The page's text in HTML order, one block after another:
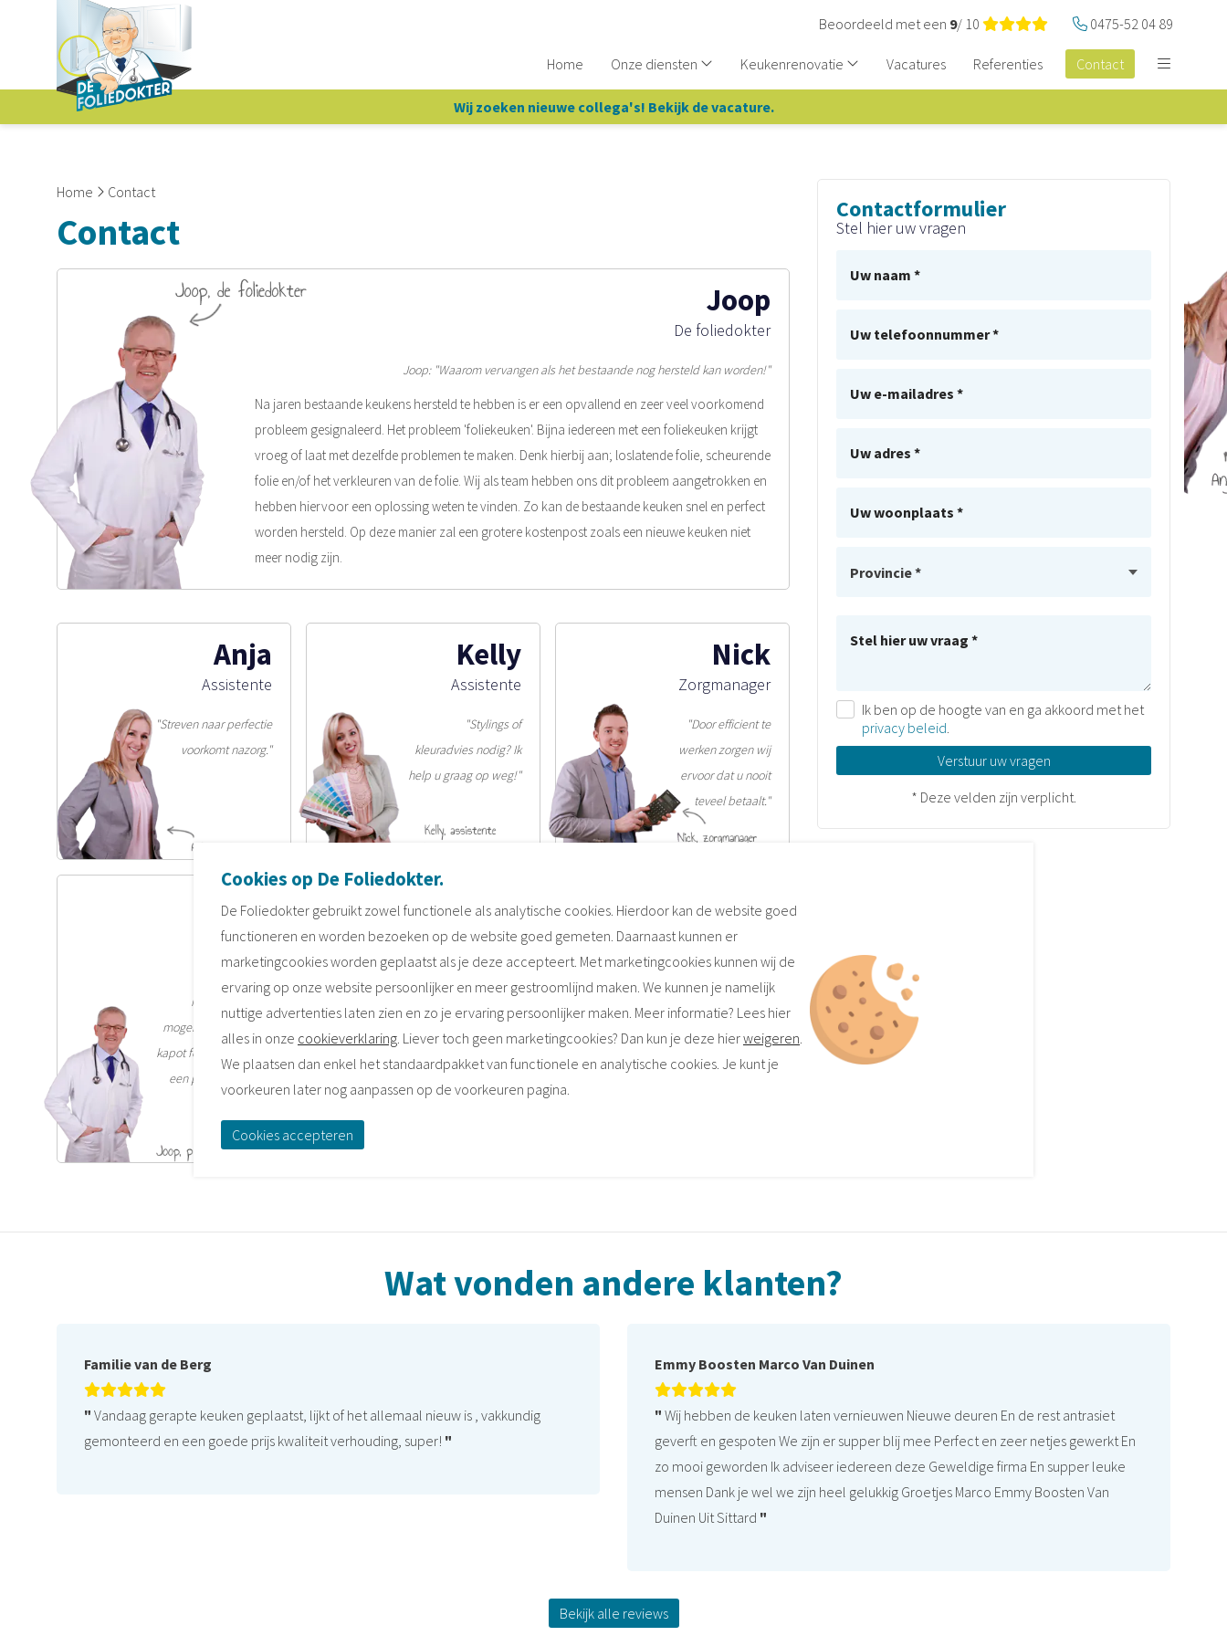
Beoordeeld met een 9/ 10 0475-52 04 89
Home Onze diensten Keukenrenovatie Vacatures Referenties Contact
Wij zoeken nieuwe collega's! Bekijk de vacature.
Home Contact
Contact
Joop
De foliedokter
Joop: "Waarom vervangen als het bestaande nog hersteld kan worden!"
Na jaren bestaande keukens hersteld te hebben is er een opvallend en zeer veel voorkomend
probleem gesignaleerd. Het probleem 'foliekeuken'. Bijna iedereen met een foliekeuken krijgt
vroeg of laat met dezelfde problemen te maken. Denk hierbij aan; loslatende folie, scheurende
folie en/of het verkleuren van de folie. Wij als team hebben ons dit probleem aangetrokken en
hebben hiervoor een oplossing weten te vinden. Zo kan de bestaande keuken snel en perfect
worden hersteld. Op deze manier zal een grotere kostenpost zoals een nieuwe keuken niet
meer nodig zijn.
Anja
Assistente
"Streven naar perfectie
voorkomt nazorg."
Kelly
Assistente
"Stylings of
kleuradvies nodig? Ik
help u graag op weg!"
Nick
Zorgmanager
"Door efficient te
werken zorgen wij
ervoor dat u nooit
teveel betaalt."
Joop
Chirurg
metamorfose te
mogen realiseren van
kapot foliedeurtje naar
een prachtig 'nieuw'
Ben
Operatieassistent
"Veel werk om aan te
pakken, daar hou ik
van!"
Patrick
Ambulante zorgverlener
mogelijkheden.
mouwen, en keurig
afwerken, daar sta ik
Contactformulier
Stel hier uw vragen
Uw naam *
Uw telefoonnummer *
Uw e-mailadres *
Uw adres *
Uw woonplaats *
Uw ander provincie *
Stel hier uw vraag *
Ik ben op de hoogte van en ga akkoord met het
privacy beleid.
Verstuur uw vragen
* Deze velden zijn verplicht.
Wat vonden andere klanten?
Familie van de Berg
" Vandaag gerapte keuken geplaatst, lijkt of het allemaal nieuw is , vakkundig
gemonteerd en een goede prijs kwaliteit verhouding, super! "
Emmy Boosten Marco Van Duinen
" Wij hebben de keuken laten vernieuwen Nieuwe deuren En de rest antrasiet
geverft en gespoten We zijn er supper blij mee Perfect en zeer netjes gewerkt En
zo mooi geworden Ik adviseer iedereen deze Geweldige firma En supper leuke
mensen Dank je wel we zijn heel gelukkig Groetjes Marco Emmy Boosten Van
Duinen Uit Sittard "
Bekijk alle reviews
Cookies op De Foliedokter.
De Foliedokter gebruikt zowel functionele als analytische cookies. Hierdoor kan de website goed
functioneren en worden bezoeken op de website goed gemeten. Daarnaast kunnen er
marketingcookies worden geplaatst als je deze accepteert. Met marketingcookies kunnen wij de
ervaring op onze website persoonlijker en meer gestroomlijnd maken. We kunnen je namelijk
nuttige advertenties laten zien en zo je ervaring persoonlijker maken. Meer informatie? Lees hier
alles in onze cookieverklaring. Liever toch geen marketingcookies? Dan kun je deze hierweigeren.
We plaatsen dan enkel het standaardpakket van functionele en analytische cookies. Je kunt je
voorkeuren later nog aanpassen op de voorkeuren pagina.
Cookies accepteren